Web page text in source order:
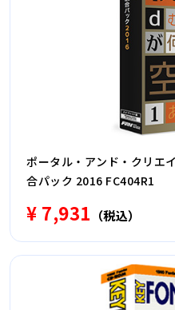
ポータル・アンド・クリエ
合パック 2016 FC404R1
¥ 7,931 （税込）